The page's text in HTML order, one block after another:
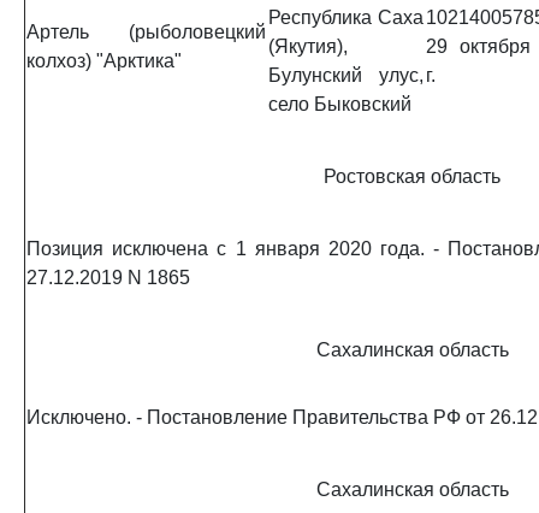
Артель (рыболовецкий
колхоз) "Арктика"
Республика Саха
(Якутия),
Булунский улус,
село Быковский
29 октября
г.
Ростовская область
Позиция исключена с 1 января 2020 года. -
27.12.2019 N 1865
Сахалинская область
Исключено. - Постановление Правительства РФ от
Сахалинская область